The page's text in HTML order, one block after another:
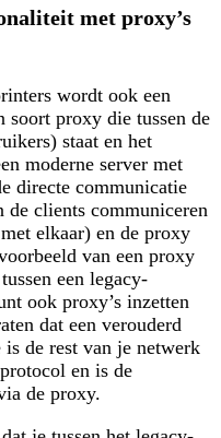
met proxy’s
wordt ook een
soort proxy die tussen de
staat en het
moderne server met
directe communicatie
de clients communiceren
elkaar) en de proxy
van een proxy
een legacy-
ook proxy’s inzetten
dat een verouderd
de rest van je netwerk
en is de
de proxy.